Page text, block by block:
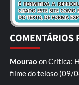
COMENTÁRIOS
Mourao onCrítica:
filme do teioso (09/